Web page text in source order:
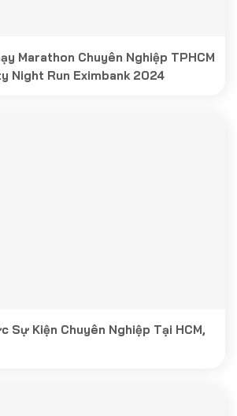
Marathon Chuyên Nghiệp TPHCM
Night Run Eximbank 2024
Sự Kiện Chuyên Nghiệp Tại HCM,